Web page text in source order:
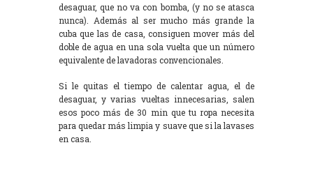
desaguar, que no va con bomba, (y no se atasca
nunca). Además al ser mucho más grande la
cuba que las de casa, consiguen mover más del
doble de agua en una sola vuelta que un número
equivalente de lavadoras convencionales.
Si le quitas el tiempo de calentar agua, el de
desaguar, y varias vueltas innecesarias, salen
esos poco más de 30 min que tu ropa necesita
para quedar más limpia y suave que si la lavases
en casa.